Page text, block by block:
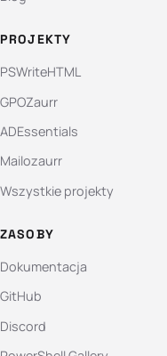
PROJEKTY
PSWriteHTML
GPOZaurr
ADEssentials
Mailozaurr
Wszystkie projekty
ZASOBY
Dokumentacja
GitHub
Discord